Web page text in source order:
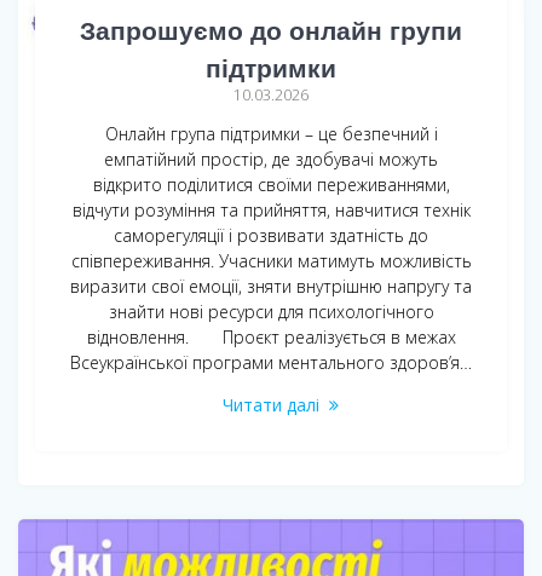
Запрошуємо до онлайн групи
підтримки
10.03.2026
Онлайн група підтримки – це безпечний і
емпатійний простір, де здобувачі можуть
відкрито поділитися своїми переживаннями,
відчути розуміння та прийняття, навчитися технік
саморегуляції і розвивати здатність до
співпереживання. Учасники матимуть можливість
виразити свої емоції, зняти внутрішню напругу та
знайти нові ресурси для психологічного
відновлення. Проєкт реалізується в межах
Всеукраїнської програми ментального здоров’я…
Читати далі